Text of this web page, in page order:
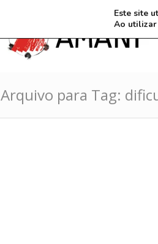
Arquivo para Tag:
Este site
Ao utilizar